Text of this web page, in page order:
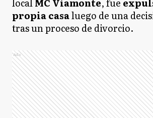
localMC Viamonte, fue
propia casaluego de una
tras un proceso de divorcio.
Ads